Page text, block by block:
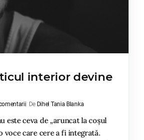
interior devine
De Dihel Tania Blanka
este ceva de „aruncat la coșul
voce care cere a fi integrată.